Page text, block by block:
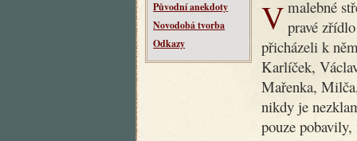
Původní anekdoty
Novodobá tvorba
Odkazy
V malebné středočeské vesnici Makotřasy žil kdysi dědeček, pravé
přicházeli k
Karlíček,
Mařenka,
nikdy je
pouze